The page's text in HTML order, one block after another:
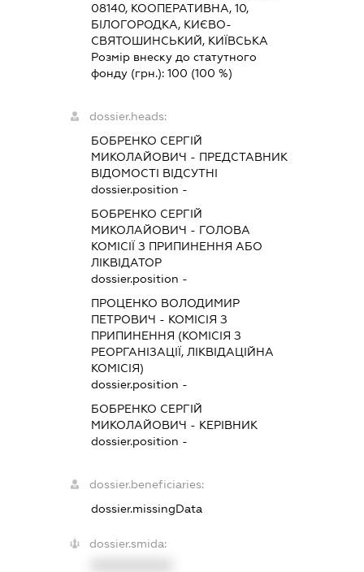
08140, КООПЕРАТИВНА, 10,
БІЛОГОРОДКА, КИЄВО-
СВЯТОШИНСЬКИЙ, КИЇВСЬКА
Розмір внеску до статутного
фонду (грн.):100 (100 %)
dossier.heads:
БОБРЕНКО СЕРГІЙ
МИКОЛАЙОВИЧ - ПРЕДСТАВНИК
ВІДОМОСТІ ВІДСУТНІ
dossier.position -
БОБРЕНКО СЕРГІЙ
МИКОЛАЙОВИЧ - ГОЛОВА
КОМІСІЇ З ПРИПИНЕННЯ АБО
ЛІКВІДАТОР
dossier.position -
ПРОЦЕНКО ВОЛОДИМИР
ПЕТРОВИЧ - КОМІСІЯ З
ПРИПИНЕННЯ (КОМІСІЯ З
РЕОРГАНІЗАЦІЇ, ЛІКВІДАЦІЙНА
КОМІСІЯ)
dossier.position -
БОБРЕНКО СЕРГІЙ
МИКОЛАЙОВИЧ - КЕРІВНИК
dossier.position -
dossier.beneficiaries:
dossier.missingData
dossier.smida: